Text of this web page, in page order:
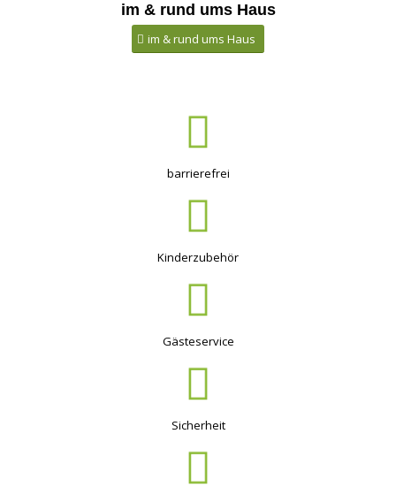
im & rund ums Haus
im & rund ums Haus
barrierefrei
Kinderzubehör
Gästeservice
Sicherheit